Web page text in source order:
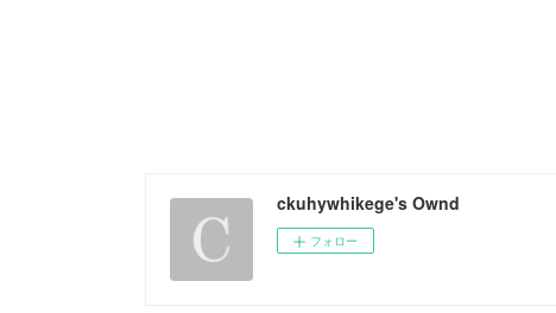
ckuhywhikege's Ownd
フォロー